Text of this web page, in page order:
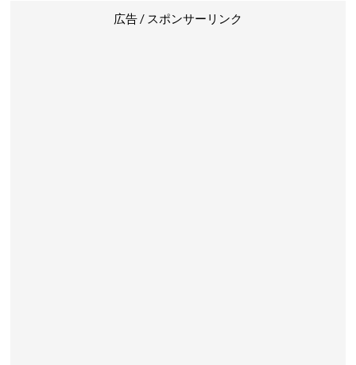
広告 / スポンサーリンク